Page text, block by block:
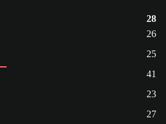
28
26
25
41
23
27